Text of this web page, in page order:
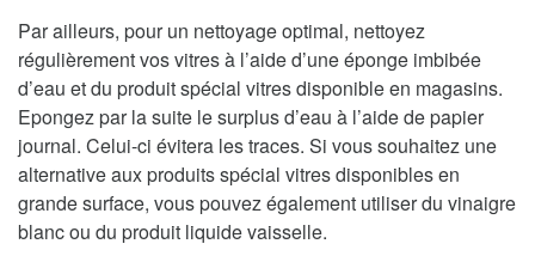
Par ailleurs, pour un nettoyage optimal, nettoyez
régulièrement vos vitres à l’aide d’une éponge imbibée
d’eau et du produit spécial vitres disponible en magasins.
Epongez par la suite le surplus d’eau à l’aide de papier
journal. Celui-ci évitera les traces. Si vous souhaitez une
alternative aux produits spécial vitres disponibles en
grande surface, vous pouvez également utiliser du vinaigre
blanc ou du produit liquide vaisselle.